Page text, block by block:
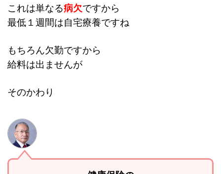
これは単なる病欠ですから
最低１週間は自宅療養ですね
もちろん欠勤ですから
給料は出ませんが
そのかわり